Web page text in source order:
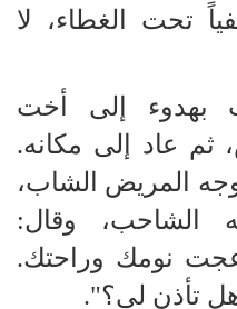
تحت الغطاء، لا
بهدوء إلى أخت
ثم عاد إلى مكانه.
المريض الشاب،
الشاحب، وقال:
نومك وراحتك.
تأذن لي؟".